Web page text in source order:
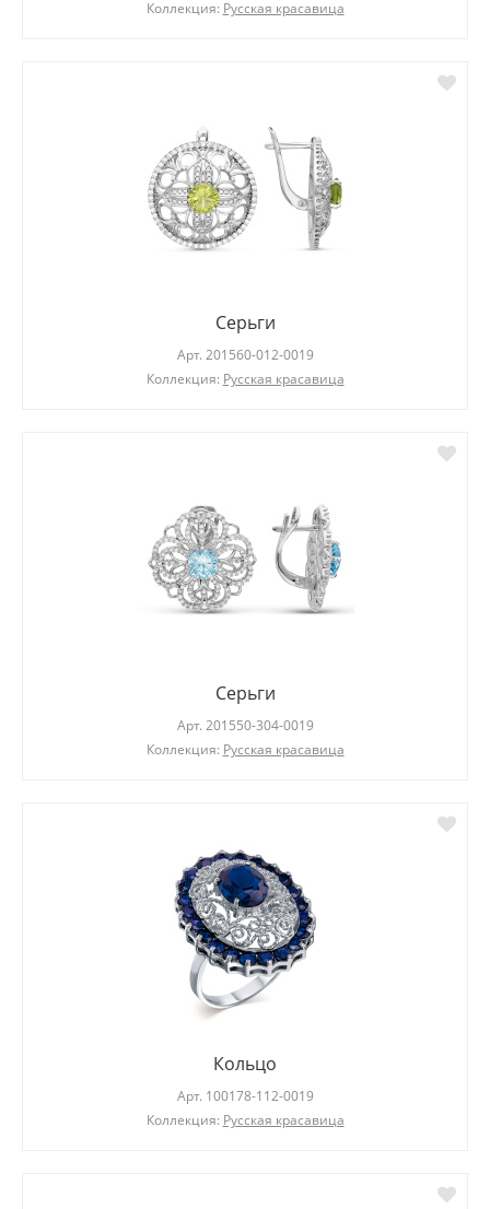
Коллекция: Русская красавица
Серьги
Арт. 201560-012-0019
Коллекция: Русская красавица
Серьги
Арт. 201550-304-0019
Коллекция: Русская красавица
Кольцо
Арт. 100178-112-0019
Коллекция: Русская красавица